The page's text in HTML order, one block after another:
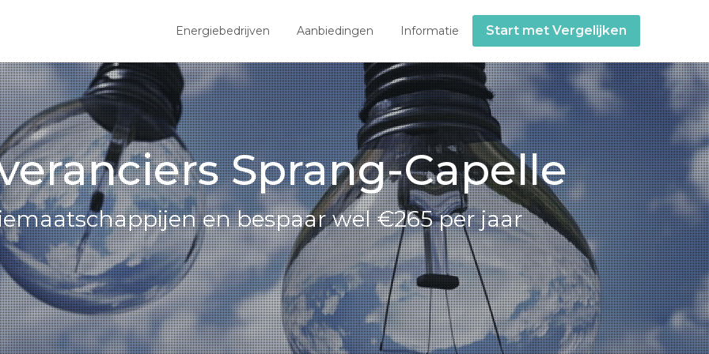
Energiebedrijven Aanbiedingen Informatie Start met Vergelijken
Sprang-Capelle
en bespaar wel €265 per jaar